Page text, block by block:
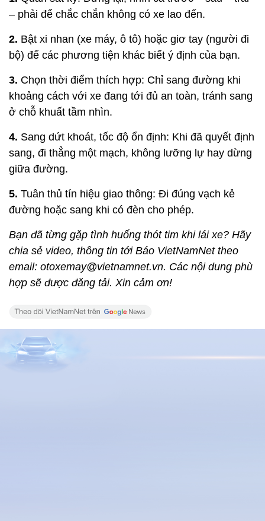
– phải để chắc chắn không có xe lao đến.
2. Bật xi nhan (xe máy, ô tô) hoặc giơ tay (người đi
bộ) để các phương tiện khác biết ý định của bạn.
3. Chọn thời điểm thích hợp: Chỉ sang đường khi
khoảng cách với xe đang tới đủ an toàn, tránh sang
ở chỗ khuất tầm nhìn.
4. Sang dứt khoát, tốc độ ổn định: Khi đã quyết định
sang, đi thẳng một mạch, không lưỡng lự hay dừng
giữa đường.
5. Tuân thủ tín hiệu giao thông: Đi đúng vạch kẻ
đường hoặc sang khi có đèn cho phép.
Bạn đã từng gặp tình huống thót tim khi lái xe? Hãy
chia sẻ video, thông tin tới Báo VietNamNet theo
email: otoxemay@vietnamnet.vn. Các nội dung phù
hợp sẽ được đăng tải. Xin cảm ơn!